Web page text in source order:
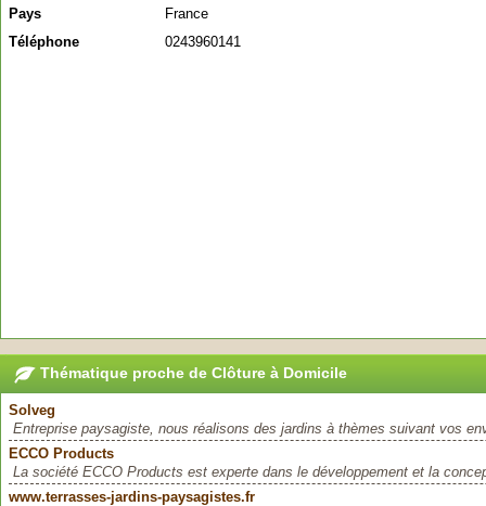
Pays
France
Téléphone
0243960141
Thématique proche de Clôture à Domicile
Solveg
Entreprise paysagiste, nous réalisons des jardins à thèmes suivant vos
ECCO Products
La société ECCO Products est experte dans le développement et la
www.terrasses-jardins-paysagistes.fr